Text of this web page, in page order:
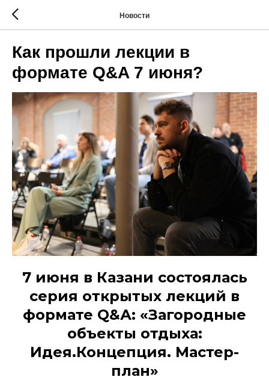
Новости
Как прошли лекции в
формате Q&A 7 июня?
7 июня в Казани состоялась
серия открытых лекций в
формате Q&А: «Загородные
объекты отдыха:
Идея.Концепция. Мастер-
план»